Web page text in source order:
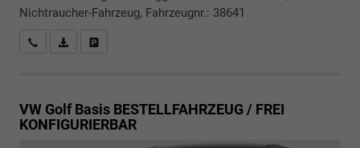
Nichtraucher-Fahrzeug, Fahrzeugnr.: 38641
Rückrufbitte absenden
PDF-Datei, Fahrzeugexposé drucken
VW Golf Basis BESTELLFAHRZEUG / FREI
KONFIGURIERBAR